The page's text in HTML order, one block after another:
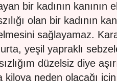
bir kadının kanının
olan bir kadının
sağlayamaz.
yeşil yapraklı
düzelsiz diye
kiloya neden olacağı